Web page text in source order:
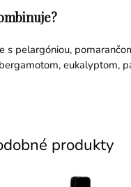
s pelargóniou,
eukalyptom,
produkty